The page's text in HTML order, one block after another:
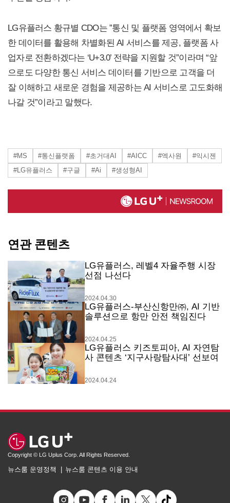
LG유플러스 황규별 CDO는 ”통신 및 플랫폼 영역에서 확보
한 데이터를 활용해 차별화된 AI 서비스를 제공, 플랫폼 사
업자로 전환하겠다는 ‘U+3.0’ 전략을 지원할 것”이라며 “앞
으로도 다양한 통신 서비스 데이터를 기반으로 고객을 더
잘 이해하고 새로운 경험을 제공하는 AI 서비스로 고도화해
나갈 것”이라고 말했다.
#MS #통신플랫폼 #초거대AI #AICC #엑사원
#익시젠
#LG유플러스
#구글 #Ai #생성형AI
연관 콘텐츠
LG유플러스, 레벨4 자율주행 시장
선점 나선다
2024.04.30
LG유플러스-부산신항만㈜, AI 기반
솔루션으로 항만 안전 책임진다
2024.04.25
LG유플러스 키즈토피아, AI 자연탐
사 콘텐츠 ‘지구사랑탐사대’ 선보여
2024.04.24
Copyright © LG Uplus Corp. All Rights Reserved.
뉴스룸 운영정책 뉴스룸 콘텐츠 이용 안내